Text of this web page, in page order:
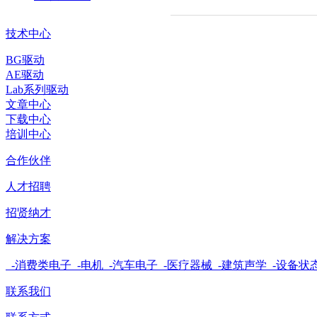
技术中心
BG驱动
AE驱动
Lab系列驱动
文章中心
下载中心
培训中心
合作伙伴
人才招聘
招贤纳才
解决方案
-消费类电子 -电机 -汽车电子 -医疗器械 -建筑声学 -设备状
联系我们